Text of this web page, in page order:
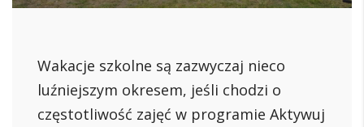
Wakacje szkolne są zazwyczaj nieco
luźniejszym okresem, jeśli chodzi o
częstotliwość zajęć w programie Aktywuj